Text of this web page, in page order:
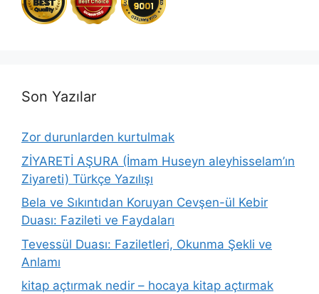
Son Yazılar
Zor durunlarden kurtulmak
ZİYARETİ AŞURA (İmam Huseyn aleyhisselam’ın
Ziyareti) Türkçe Yazılışı
Bela ve Sıkıntıdan Koruyan Cevşen-ül Kebir
Duası: Fazileti ve Faydaları
Tevessül Duası: Faziletleri, Okunma Şekli ve
Anlamı
kitap açtırmak nedir – hocaya kitap açtırmak